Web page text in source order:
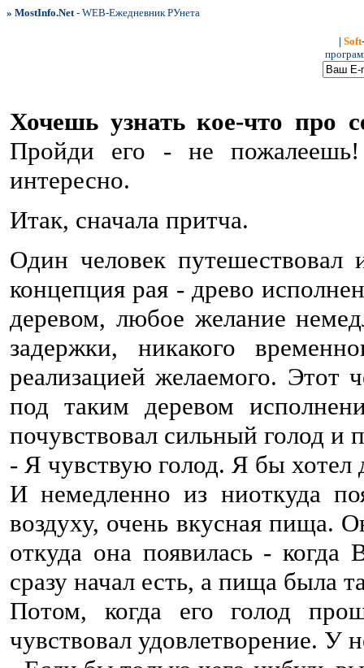
» MostInfo.Net- WEB-Ежедневник РУнета
| Soft-
Хочешь узнать кое-что про
Пройди его - не
интересно.
Итак, сначала притча.
Один человек
концепция рая - древо
деревом, любое желание
задержки, никакого
реализацией желаемого. Этот
под таким деревом
почувствовал сильный голод и
- Я чувствую голод. Я бы
И немедленно из ниоткуда
воздуху, очень вкусная пища.
откуда она появилась -
сразу начал есть, а пища была
Потом, когда его голод
чувствовал удовлетворение. У